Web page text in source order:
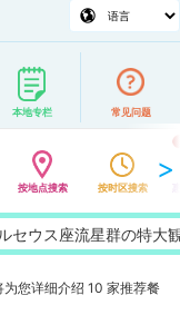
本地专栏 常见问题
按地点搜索 按时区搜索
群の特大観測チャン
您详细介绍 10 家推荐餐